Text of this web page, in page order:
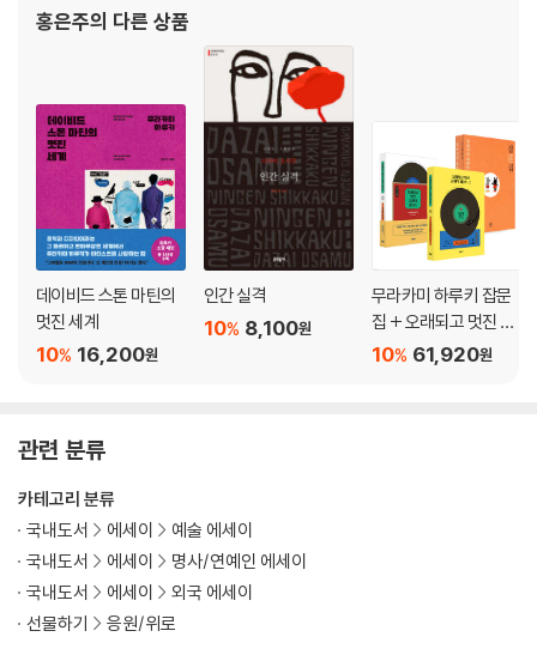
50 리하르트 슈트라우스 〈네 개의 마지막 노래〉 178
51 슈베르트 피아노소나타 21번 B♭장조 D.960(유작) 181
52 림스키코르사코프 교향 모음곡 〈셰에라자드〉 작품번호 35 187
53 모차르트 피아노사중주 1번 G단조 K.478 193
54 크라이슬러 소품집 196
55 라흐마니노프 교향곡 2번 E단조 작품번호 27 199
56 J. S. 바흐 두 대의 바이올린을 위한 협주곡 D단조 BWV1043 202
57 스트라빈스키 〈병사의 이야기〉 208
58 파야 〈스페인 정원의 밤〉 211
59 모차르트 현악오중주 4번 G단조 K.516 217
60 버르토크 관현악을 위한 협주곡 220
61 J. S. 바흐 관현악 모음곡 2번 B단조 BWV1067 226
62 프로코피예프 모음곡 〈키제 중위〉 작품번호 60 229
65 드뷔시 〈바다〉 238
67 댕디 〈프랑스 산사람 노래에 의한 교향곡〉 G장조 작품번호 25 244
68 J. S. 바흐 두 대의 하프시코드를 위한 협주곡 2번 C장조 BWV1061 2
47
69 슈베르트 현악오중주 C장조 D.956 250
70 차이콥스키 교향곡 6번 〈비창〉 B단조 작품번호 74 256
홍은주의 다른 상품
데이비드 스톤 마틴의
멋진 세계
16,200원
10%
인간 실격
8,100원
10%
무라카미 하루키 잡문
집 + 오래되고 멋진 클
래식 레코드 1,2 세트
61,920원
10%
관련 분류
카테고리 분류
국내도서
에세이
예술 에세이
국내도서
에세이
명사/연예인 에세이
국내도서
에세이
외국 에세이
선물하기
응원/위로